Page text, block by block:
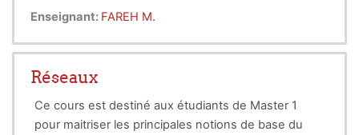
methods based on this knowledge.
Enseignant: FAREH M.
Réseaux
Ce cours est destiné aux étudiants de Master 1
pour maitriser les principales notions de base du